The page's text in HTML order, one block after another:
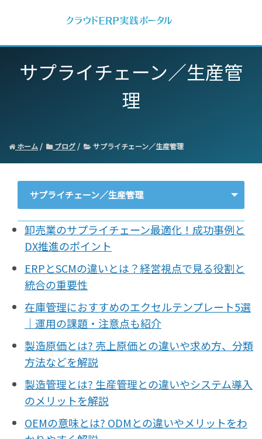
サプライチェーン／生産管
理
ホーム ブログ サプライチェーン／生産管理
サプライチェーン／生産管理
ERP
会計
経営／業績管理
サプライチェーン／生産管理
CRM／営業支援／Eコマース
DX（2025年の崖）／クラウドコンピューティング
データ分析／BI
ガバナンス／リスク管理
BPR／業務改善
卸売業のサプライチェーン最適化！成功事例と
DX推進のポイント
ERPとSCMの違いとは？経営視点で見る役割と
統合の重要性
在庫管理におすすめのエクセルテンプレート5選
｜運用の課題・注意点も紹介
製造原価とは? 売上原価との違いや求め方、分類
方法などを解説
製造管理とは? 生産管理との違いやシステム導入
のメリットを解説
OEMの意味とは? ODMとの違いやメリットをわ